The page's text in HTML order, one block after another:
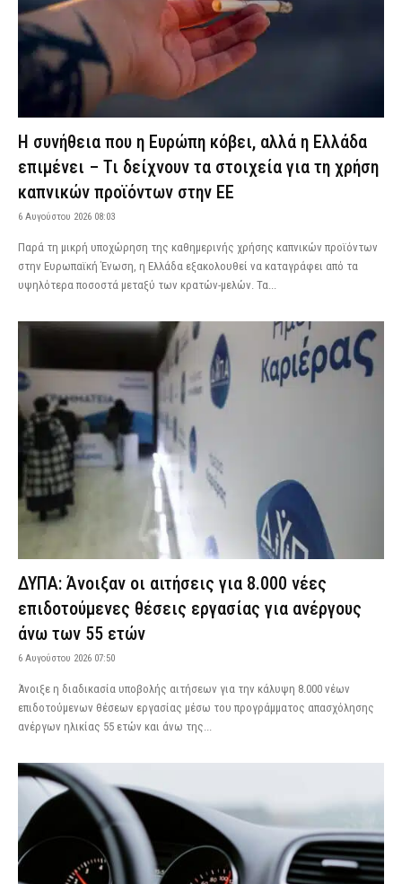
Η συνήθεια που η Ευρώπη κόβει, αλλά η Ελλάδα
επιμένει – Τι δείχνουν τα στοιχεία για τη χρήση
καπνικών προϊόντων στην ΕΕ
6 Αυγούστου 2026 08:03
Παρά τη μικρή υποχώρηση της καθημερινής χρήσης καπνικών προϊόντων
στην Ευρωπαϊκή Ένωση, η Ελλάδα εξακολουθεί να καταγράφει από τα
υψηλότερα ποσοστά μεταξύ των κρατών-μελών. Τα...
ΔΥΠΑ: Άνοιξαν οι αιτήσεις για 8.000 νέες
επιδοτούμενες θέσεις εργασίας για ανέργους
άνω των 55 ετών
6 Αυγούστου 2026 07:50
Άνοιξε η διαδικασία υποβολής αιτήσεων για την κάλυψη 8.000 νέων
επιδοτούμενων θέσεων εργασίας μέσω του προγράμματος απασχόλησης
ανέργων ηλικίας 55 ετών και άνω της...